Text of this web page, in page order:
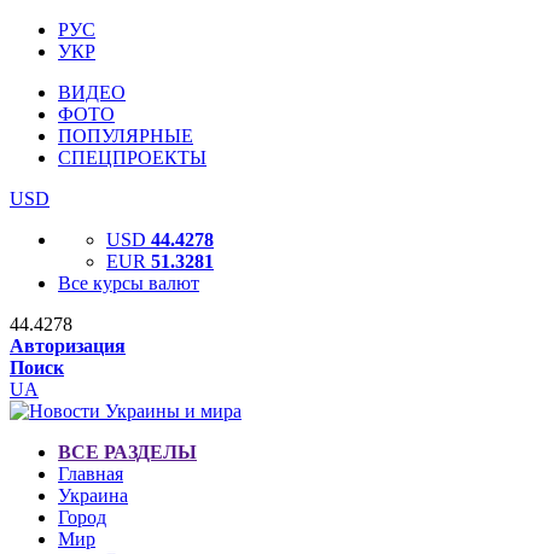
РУС
УКР
ВИДЕО
ФОТО
ПОПУЛЯРНЫЕ
СПЕЦПРОЕКТЫ
USD
USD 44.4278
EUR 51.3281
Все курсы валют
44.4278
Авторизация
Поиск
UA
ВСЕ РАЗДЕЛЫ
Главная
Украина
Город
Мир